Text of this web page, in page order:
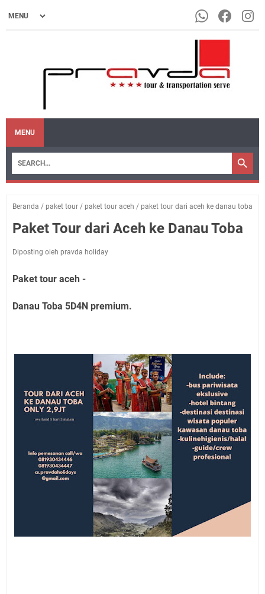
MENU
Beranda / paket tour / paket tour aceh / paket tour dari aceh ke danau toba
Paket Tour dari Aceh ke Danau Toba
Diposting oleh pravda holiday
Paket tour aceh -
Danau Toba 5D4N premium.